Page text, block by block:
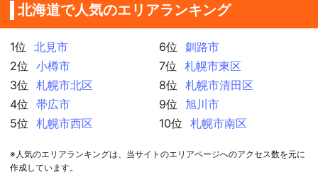
北海道で人気のエリアランキング
1位
北見市
2位
小樽市
3位
札幌市北区
4位
帯広市
5位
札幌市西区
6位
釧路市
7位
札幌市東区
8位
札幌市清田区
9位
旭川市
10位
札幌市南区
※人気のエリアランキングは、当サイトのエリアページへのアクセス数を元に
作成しています。